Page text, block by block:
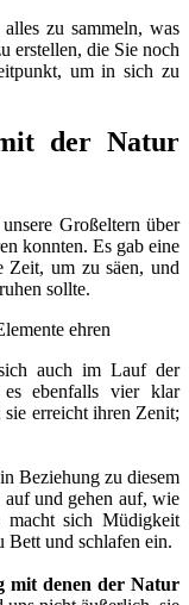
zu sammeln, was
erstellen, die Sie noch
um in sich zu
der Natur
Großeltern über
konnten. Es gab eine
Zeit, um zu säen, und
sollte.
auch im Lauf der
ebenfalls vier klar
erreicht ihren Zenit;
Beziehung zu diesem
und gehen auf, wie
macht sich Müdigkeit
Bett und schlafen ein.
mit denen der Natur